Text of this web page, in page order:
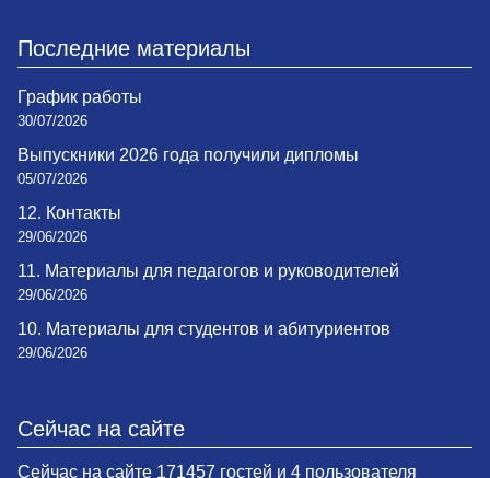
Последние материалы
График работы
30/07/2026
Выпускники 2026 года получили дипломы
05/07/2026
12. Контакты
29/06/2026
11. Материалы для педагогов и руководителей
29/06/2026
10. Материалы для студентов и абитуриентов
29/06/2026
Сейчас на сайте
Сейчас на сайте 171457 гостей и 4 пользователя